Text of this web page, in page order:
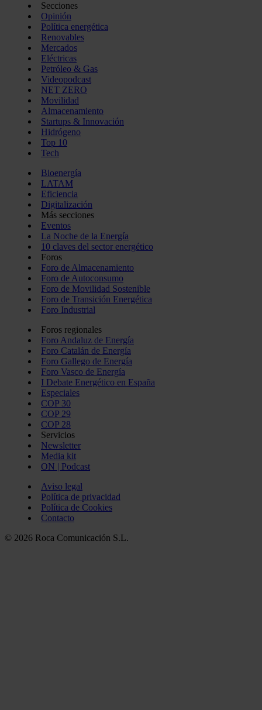
Secciones
Opinión
Política energética
Renovables
Mercados
Eléctricas
Petróleo & Gas
Videopodcast
NET ZERO
Movilidad
Almacenamiento
Startups & Innovación
Hidrógeno
Top 10
Tech
Bioenergía
LATAM
Eficiencia
Digitalización
Más secciones
Eventos
La Noche de la Energía
10 claves del sector energético
Foros
Foro de Almacenamiento
Foro de Autoconsumo
Foro de Movilidad Sostenible
Foro de Transición Energética
Foro Industrial
Foros regionales
Foro Andaluz de Energía
Foro Catalán de Energía
Foro Gallego de Energía
Foro Vasco de Energía
I Debate Energético en España
Especiales
COP 30
COP 29
COP 28
Servicios
Newsletter
Media kit
ON | Podcast
Aviso legal
Política de privacidad
Política de Cookies
Contacto
© 2026 Roca Comunicación S.L.